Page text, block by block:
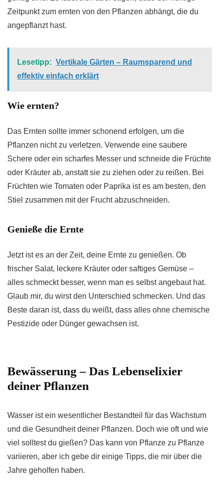
Zeitpunkt zum ernten von den Pflanzen abhängt, die du
angepflanzt hast.
Lesetipp: Vertikale Gärten – Raumsparend und
effektiv einfach erklärt
Wie ernten?
Das Ernten sollte immer schonend erfolgen, um die
Pflanzen nicht zu verletzen. Verwende eine saubere
Schere oder ein scharfes Messer und schneide die Früchte
oder Kräuter ab, anstatt sie zu ziehen oder zu reißen. Bei
Früchten wie Tomaten oder Paprika ist es am besten, den
Stiel zusammen mit der Frucht abzuschneiden.
Genieße die Ernte
Jetzt ist es an der Zeit, deine Ernte zu genießen. Ob
frischer Salat, leckere Kräuter oder saftiges Gemüse –
alles schmeckt besser, wenn man es selbst angebaut hat.
Glaub mir, du wirst den Unterschied schmecken. Und das
Beste daran ist, dass du weißt, dass alles ohne chemische
Pestizide oder Dünger gewachsen ist.
Bewässerung – Das Lebenselixier
deiner Pflanzen
Wasser ist ein wesentlicher Bestandteil für das Wachstum
und die Gesundheit deiner Pflanzen. Doch wie oft und wie
viel solltest du gießen? Das kann von Pflanze zu Pflanze
variieren, aber ich gebe dir einige Tipps, die mir über die
Jahre geholfen haben.